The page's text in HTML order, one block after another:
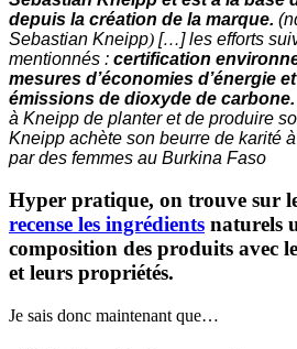
depuis la création de la marque.
Sebastian Kneipp) […] les efforts
mentionnés : certification
mesures d’économies d’énergie
émissions de dioxyde de carbone.
à Kneipp de planter et de produire
Kneipp achète son beurre de karité
par des femmes au Burkina Faso
Hyper pratique, on trouve sur
recense les ingrédients naturels
composition des produits avec
et leurs propriétés.
Je sais donc maintenant que…